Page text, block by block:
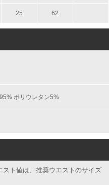
25 62
ポリウレタン5%
ト値は、推奨ウエストのサイズ